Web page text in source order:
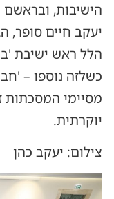
הישיבות,
יעקב חיים סופר,
הלל ראש ישיבת
כשלזה נוספו –
מסיימי המסכתות
יוקרתית.
צילום: יעקב כהן